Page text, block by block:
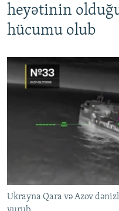
heyətinin
hücumu olub
Ukrayna Qara və Azov